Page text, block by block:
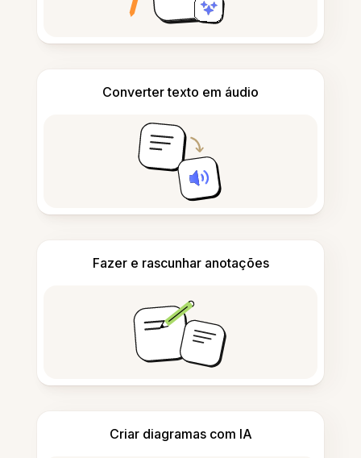
Converter texto em áudio
Fazer e rascunhar anotações
Criar diagramas com IA